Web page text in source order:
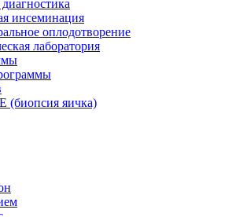
инсеминация
оплодотворение
лаборатория
яичка)